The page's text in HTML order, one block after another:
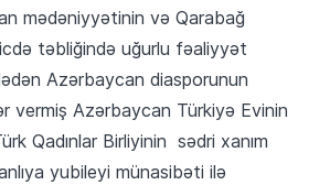
mədəniyyətinin və Qarabağ
təbliğində uğurlu fəaliyyət
Azərbaycan diasporunun
vermiş Azərbaycan Türkiyə Evinin
Qadınlar Birliyinin sədri xanım
yubileyi münasibəti ilə